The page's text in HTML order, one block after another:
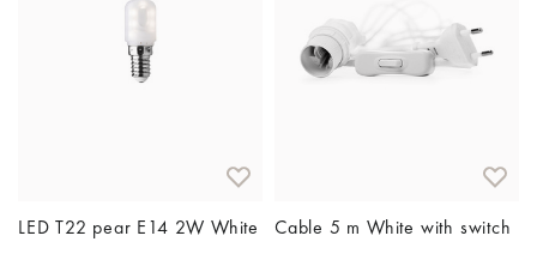
LED T22 pear E14 2W White Cable 5 m White with switch